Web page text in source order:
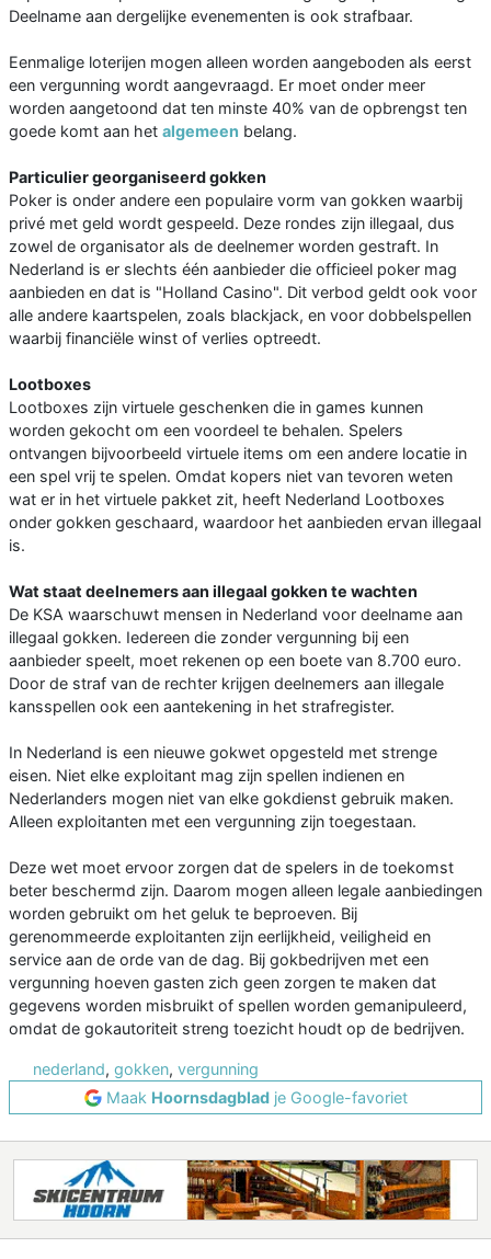
Deelname aan dergelijke evenementen is ook strafbaar.
Eenmalige loterijen mogen alleen worden aangeboden als eerst
een vergunning wordt aangevraagd. Er moet onder meer
worden aangetoond dat ten minste 40% van de opbrengst ten
goede komt aan het algemeen belang.
Particulier georganiseerd gokken
Poker is onder andere een populaire vorm van gokken waarbij
privé met geld wordt gespeeld. Deze rondes zijn illegaal, dus
zowel de organisator als de deelnemer worden gestraft. In
Nederland is er slechts één aanbieder die officieel poker mag
aanbieden en dat is "Holland Casino". Dit verbod geldt ook voor
alle andere kaartspelen, zoals blackjack, en voor dobbelspellen
waarbij financiële winst of verlies optreedt.
Lootboxes
Lootboxes zijn virtuele geschenken die in games kunnen
worden gekocht om een voordeel te behalen. Spelers
ontvangen bijvoorbeeld virtuele items om een andere locatie in
een spel vrij te spelen. Omdat kopers niet van tevoren weten
wat er in het virtuele pakket zit, heeft Nederland Lootboxes
onder gokken geschaard, waardoor het aanbieden ervan illegaal
is.
Wat staat deelnemers aan illegaal gokken te wachten
De KSA waarschuwt mensen in Nederland voor deelname aan
illegaal gokken. Iedereen die zonder vergunning bij een
aanbieder speelt, moet rekenen op een boete van 8.700 euro.
Door de straf van de rechter krijgen deelnemers aan illegale
kansspellen ook een aantekening in het strafregister.
In Nederland is een nieuwe gokwet opgesteld met strenge
eisen. Niet elke exploitant mag zijn spellen indienen en
Nederlanders mogen niet van elke gokdienst gebruik maken.
Alleen exploitanten met een vergunning zijn toegestaan.
Deze wet moet ervoor zorgen dat de spelers in de toekomst
beter beschermd zijn. Daarom mogen alleen legale aanbiedingen
worden gebruikt om het geluk te beproeven. Bij
gerenommeerde exploitanten zijn eerlijkheid, veiligheid en
service aan de orde van de dag. Bij gokbedrijven met een
vergunning hoeven gasten zich geen zorgen te maken dat
gegevens worden misbruikt of spellen worden gemanipuleerd,
omdat de gokautoriteit streng toezicht houdt op de bedrijven.
nederland, gokken, vergunning
Maak Hoornsdagbladje Google-favoriet